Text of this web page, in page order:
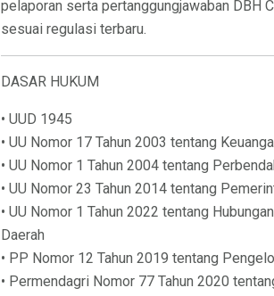
pelaporan serta pertanggungjawaban DBH
sesuai regulasi terbaru.
DASAR HUKUM
• UUD 1945
• UU Nomor 17 Tahun 2003 tentang
• UU Nomor 1 Tahun 2004 tentang
• UU Nomor 23 Tahun 2014 tentang
• UU Nomor 1 Tahun 2022 tentang
Daerah
• PP Nomor 12 Tahun 2019 tentang
• Permendagri Nomor 77 Tahun 2020